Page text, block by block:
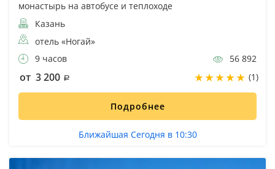
монастырь на автобусе и теплоходе
Казань
отель «Ногай»
9 часов
56 892
от 3 200 (1)
Подробнее
Ближайшая Сегодня в 10:30